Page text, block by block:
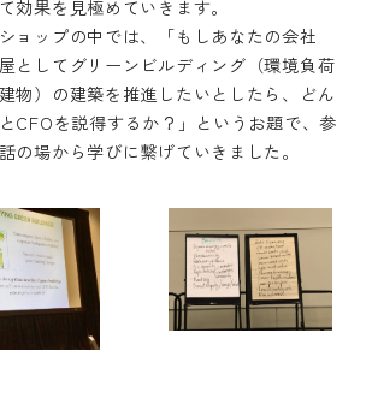
効果を見極めていきます。
ョップの中では、「もしあなたの会社
としてグリーンビルディング（環境負荷
物）の建築を推進したいとしたら、どん
CFOを説得するか？」というお題で、参
の場から学びに繋げていきました。